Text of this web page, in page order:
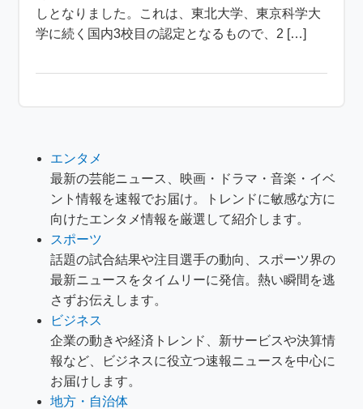
しとなりました。これは、東北大学、東京科学大
学に続く国内3校目の認定となるもので、2 […]
エンタメ
最新の芸能ニュース、映画・ドラマ・音楽・イベ
ント情報を速報でお届け。トレンドに敏感な方に
向けたエンタメ情報を厳選して紹介します。
スポーツ
話題の試合結果や注目選手の動向、スポーツ界の
最新ニュースをタイムリーに発信。熱い瞬間を逃
さずお伝えします。
ビジネス
企業の動きや経済トレンド、新サービスや決算情
報など、ビジネスに役立つ速報ニュースを中心に
お届けします。
地方・自治体